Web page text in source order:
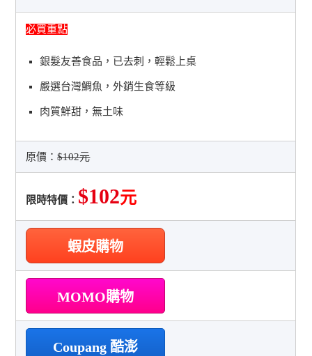
必買重點
銀髮友善食品，已去刺，輕鬆上桌
嚴選台灣鯛魚，外銷生食等級
肉質鮮甜，無土味
原價：$102元
限時特價： $102元
蝦皮購物
MOMO購物
Coupang 酷澎